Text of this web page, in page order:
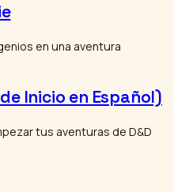
en una aventura
Inicio en Español)
tus aventuras de D&D